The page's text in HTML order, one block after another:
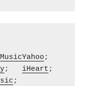
MusicYahoo;
; iHeart;
;